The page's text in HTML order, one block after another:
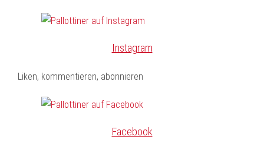
Instagram
Liken, kommentieren, abonnieren
Facebook